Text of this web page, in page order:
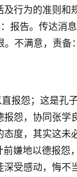
行为的准则和
报告。传达消
不满意，责备
报怨；这是孔
怨，协同张
度，其实这未
嫌地以德报怨
受感动，悔不